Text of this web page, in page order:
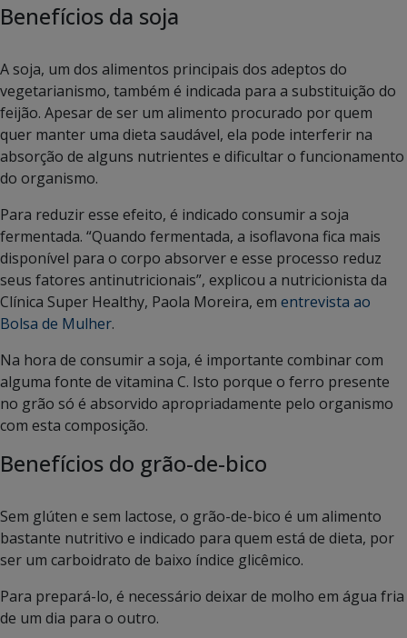
Benefícios da soja
A soja, um dos alimentos principais dos adeptos do
vegetarianismo, também é indicada para a substituição do
feijão. Apesar de ser um alimento procurado por quem
quer manter uma dieta saudável, ela pode interferir na
absorção de alguns nutrientes e dificultar o funcionamento
do organismo.
Para reduzir esse efeito, é indicado consumir a soja
fermentada. “Quando fermentada, a isoflavona fica mais
disponível para o corpo absorver e esse processo reduz
seus fatores antinutricionais”, explicou a nutricionista da
Clínica Super Healthy, Paola Moreira, em entrevista ao
Bolsa de Mulher.
Na hora de consumir a soja, é importante combinar com
alguma fonte de vitamina C. Isto porque o ferro presente
no grão só é absorvido apropriadamente pelo organismo
com esta composição.
Benefícios do grão-de-bico
Sem glúten e sem lactose, o grão-de-bico é um alimento
bastante nutritivo e indicado para quem está de dieta, por
ser um carboidrato de baixo índice glicêmico.
Para prepará-lo, é necessário deixar de molho em água fria
de um dia para o outro.